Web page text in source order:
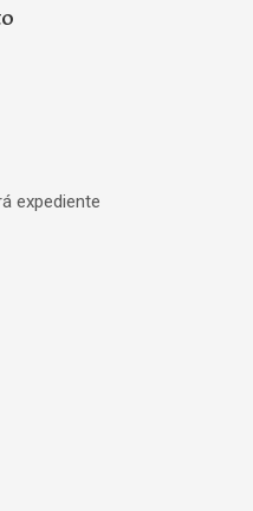
expediente